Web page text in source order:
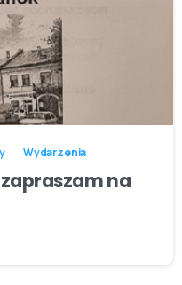
Wydarzenia
zapraszam na